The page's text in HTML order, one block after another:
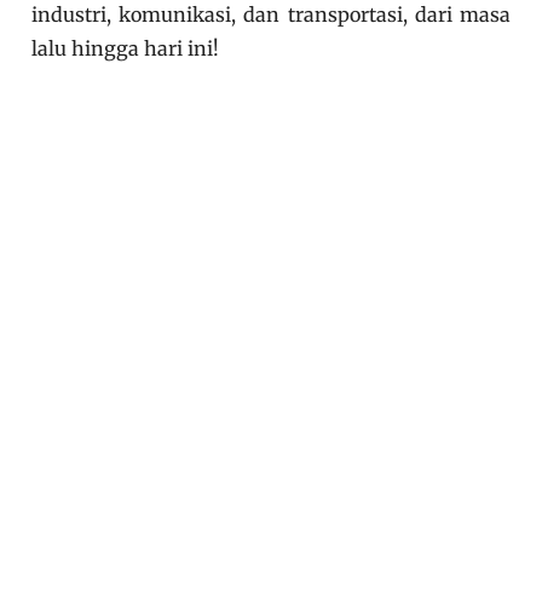
industri, komunikasi, dan transportasi, dari masa
lalu hingga hari ini!